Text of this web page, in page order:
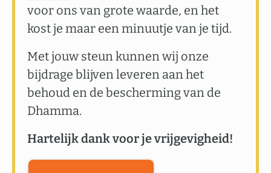
voor ons van grote waarde, en het
kost je maar een minuutje van je tijd.
Met jouw steun kunnen wij onze
bijdrage blijven leveren aan het
behoud en de bescherming van de
Dhamma.
Hartelijk dank voor je vrijgevigheid!